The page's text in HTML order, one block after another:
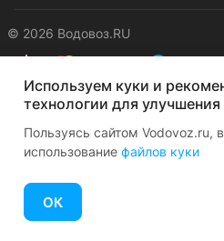
© 2026 Водовоз.RU
КонфиденциальностьОферта
Главная
Используем куки и
технологии для
Пользуясь сайтом Vodovoz.ru,
использование файлов куки
ОК